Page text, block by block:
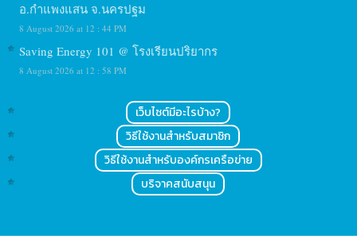
อ.กำแพงแสน จ.นครปฐม
8 August 2026 at 12 : 44 PM
Saving Energy 101 @ โรงเรียนปริยากร
8 August 2026 at 12 : 58 PM
เว็บไซต์มีอะไรบ้าง?
วิธีใช้งานสำหรับสมาชิก
วิธีใช้งานสำหรับองค์กรเครือข่าย
บริจาคสนับสนุน